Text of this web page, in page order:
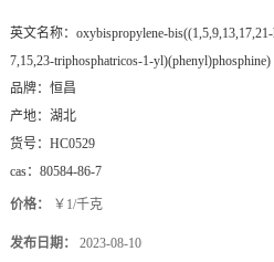
英文名称： oxybispropylene-
7,15,23-triphosphatricos-1-yl)(phenyl)phosphine)
品牌： 恒昌
产地： 湖北
货号： HC0529
cas： 80584-86-7
价格： ￥1/千克
发布日期： 2023-08-10